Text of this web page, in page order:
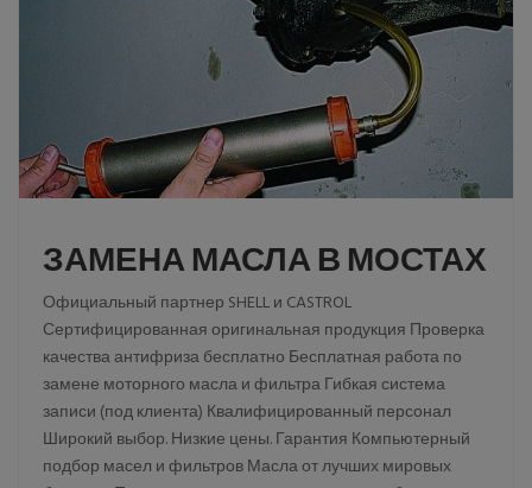
ЗАМЕНА МАСЛА В МОСТАХ
Официальный партнер SHELL и CASTROL
Сертифицированная оригинальная продукция Проверка
качества антифриза бесплатно Бесплатная работа по
замене моторного масла и фильтра Гибкая система
записи (под клиента) Квалифицированный персонал
Широкий выбор. Низкие цены. Гарантия Компьютерный
подбор масел и фильтров Масла от лучших мировых